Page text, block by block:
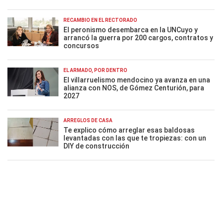
RECAMBIO EN EL RECTORADO
El peronismo desembarca en la UNCuyo y
arrancó la guerra por 200 cargos, contratos y
concursos
EL ARMADO, POR DENTRO
El villarruelismo mendocino ya avanza en una
alianza con NOS, de Gómez Centurión, para
2027
ARREGLOS DE CASA
Te explico cómo arreglar esas baldosas
levantadas con las que te tropiezas: con un
DIY de construcción